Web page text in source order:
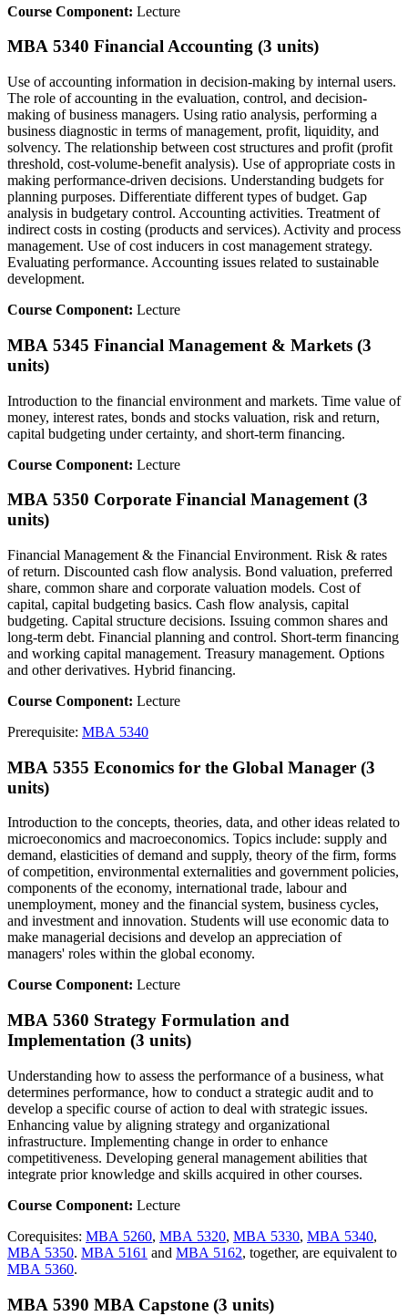
Course Component: Lecture
MBA 5340 Financial Accounting (3 units)
Use of accounting information in decision-making by internal users.
The role of accounting in the evaluation, control, and decision-
making of business managers. Using ratio analysis, performing a
business diagnostic in terms of management, profit, liquidity, and
solvency. The relationship between cost structures and profit (profit
threshold, cost-volume-benefit analysis). Use of appropriate costs in
making performance-driven decisions. Understanding budgets for
planning purposes. Differentiate different types of budget. Gap
analysis in budgetary control. Accounting activities. Treatment of
indirect costs in costing (products and services). Activity and process
management. Use of cost inducers in cost management strategy.
Evaluating performance. Accounting issues related to sustainable
development.
Course Component: Lecture
MBA 5345 Financial Management & Markets (3
units)
Introduction to the financial environment and markets. Time value of
money, interest rates, bonds and stocks valuation, risk and return,
capital budgeting under certainty, and short-term financing.
Course Component: Lecture
MBA 5350 Corporate Financial Management (3
units)
Financial Management & the Financial Environment. Risk & rates
of return. Discounted cash flow analysis. Bond valuation, preferred
share, common share and corporate valuation models. Cost of
capital, capital budgeting basics. Cash flow analysis, capital
budgeting. Capital structure decisions. Issuing common shares and
long-term debt. Financial planning and control. Short-term financing
and working capital management. Treasury management. Options
and other derivatives. Hybrid financing.
Course Component: Lecture
Prerequisite: MBA 5340
MBA 5355 Economics for the Global Manager (3
units)
Introduction to the concepts, theories, data, and other ideas related to
microeconomics and macroeconomics. Topics include: supply and
demand, elasticities of demand and supply, theory of the firm, forms
of competition, environmental externalities and government policies,
components of the economy, international trade, labour and
unemployment, money and the financial system, business cycles,
and investment and innovation. Students will use economic data to
make managerial decisions and develop an appreciation of
managers' roles within the global economy.
Course Component: Lecture
MBA 5360 Strategy Formulation and
Implementation (3 units)
Understanding how to assess the performance of a business, what
determines performance, how to conduct a strategic audit and to
develop a specific course of action to deal with strategic issues.
Enhancing value by aligning strategy and organizational
infrastructure. Implementing change in order to enhance
competitiveness. Developing general management abilities that
integrate prior knowledge and skills acquired in other courses.
Course Component: Lecture
Corequisites: MBA 5260, MBA 5320, MBA 5330, MBA 5340,
MBA 5350. MBA 5161 and MBA 5162, together, are equivalent to
MBA 5360.
MBA 5390 MBA Capstone (3 units)